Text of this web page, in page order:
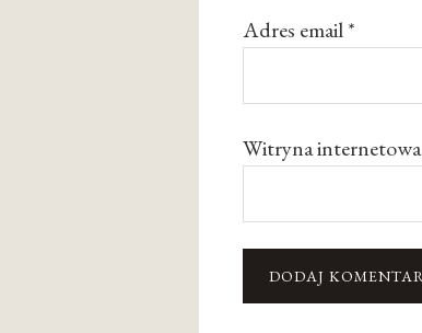
Adres email*
Witryna internetowa